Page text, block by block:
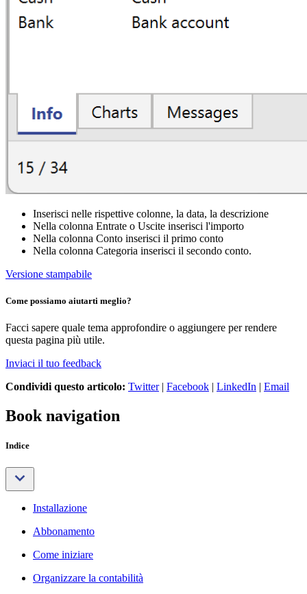
Inserisci nelle rispettive colonne, la data, la descrizione
Nella colonna Entrate o Uscite inserisci l'importo
Nella colonna Conto inserisci il primo conto
Nella colonna Categoria inserisci il secondo conto.
Versione stampabile
Come possiamo aiutarti meglio?
Facci sapere quale tema approfondire o aggiungere per rendere
questa pagina più utile.
Inviaci il tuo feedback
Condividi questo articolo: Twitter| Facebook | LinkedIn | Email
Book navigation
Indice
Installazione
Abbonamento
Come iniziare
Organizzare la contabilità